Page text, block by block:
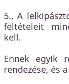
5., A
feltételeit
kell.
Ennek egyik
rendezése, és